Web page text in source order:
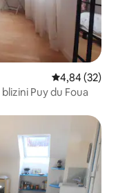
Prosječna
4,84 (32)
Puy du Foua
gosti”